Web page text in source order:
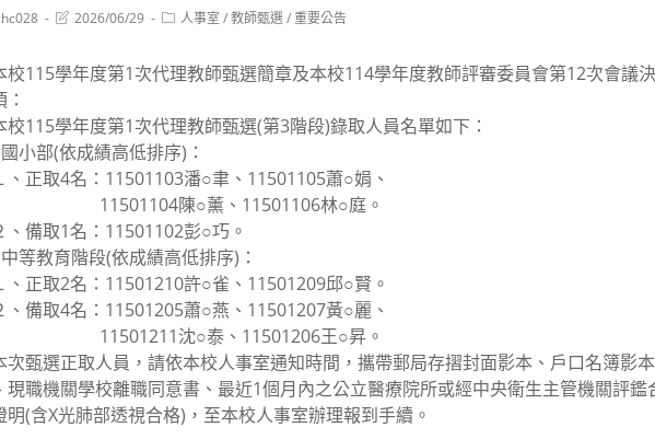
Post2026/06/29
Post人事室 / 教師甄選 / 重要公告
校115學年度第1次代理教師甄選簡章及本校114學年度教師評審委員會第12次會議
115學年度第1次代理教師甄選(第3階段)錄取人員名單如下：
部(依成績高低排序)：
取4名：11501103潘○聿、11501105蕭○娟、
陳○薰、11501106林○庭。
取1名：11501102彭○巧。
教育階段(依成績高低排序)：
取2名：11501210許○雀、11501209邱○賢。
取4名：11501205蕭○燕、11501207黃○麗、
沈○泰、11501206王○昇。
甄選正取人員，請依本校人事室通知時間，攜帶郵局存摺封面影本、戶口名簿影
現職機關學校離職同意書、最近1個月內之公立醫療院所或經中央衛生主管機關評
明(含X光肺部透視合格)，至本校人事室辦理報到手續。